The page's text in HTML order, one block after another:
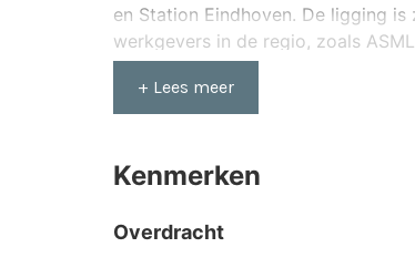
en Station Eindhoven. De ligging
werkgevers in de regio, zoals
en het voortgezet onderwijs zich
Hal
toilet, de woonkamer en de eerste
Toilet
+ Lees meer
Kenmerken
Overdracht